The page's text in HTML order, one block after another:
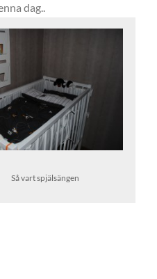
dag..
Så vart spjälsängen